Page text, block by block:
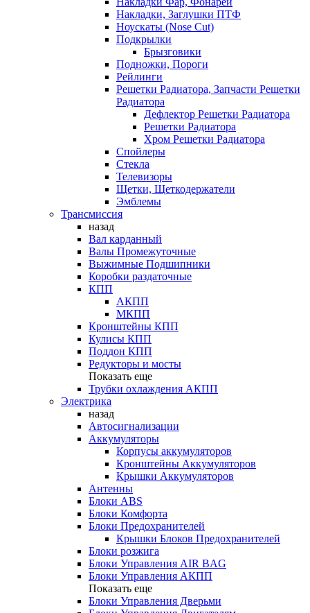
Накладки, Заглушки ПТФ
Ноускаты (Nose Cut)
Подкрылки
Брызговики
Подножки, Пороги
Рейлинги
Решетки Радиатора, Запчасти Решетки
Радиатора
Дефлектор Решетки Радиатора
Решетки Радиатора
Хром Решетки Радиатора
Спойлеры
Стекла
Телевизоры
Щетки, Щеткодержатели
Эмблемы
Трансмиссия
назад
Вал карданный
Валы Промежуточные
Выжимные Подшипники
Коробки раздаточные
КПП
АКПП
МКПП
Кронштейны КПП
Кулисы КПП
Поддон КПП
Редукторы и мосты
Показать еще
Трубки охлаждения АКПП
Электрика
назад
Автосигнализации
Аккумуляторы
Корпусы аккумуляторов
Кронштейны Аккумуляторов
Крышки Аккумуляторов
Антенны
Блоки ABS
Блоки Комфорта
Блоки Предохранителей
Крышки Блоков Предохранителей
Блоки розжига
Блоки Управления AIR BAG
Блоки Управления АКПП
Показать еще
Блоки Управления Дверьми